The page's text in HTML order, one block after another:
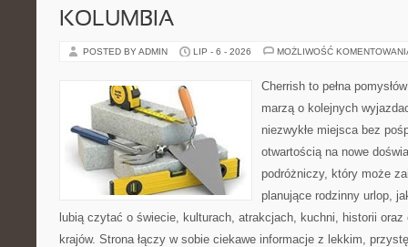
KOLUMBIA
POSTED BY ADMIN LIP - 6 - 2026 MOŻLIWOŚĆ
Cherrish to pełna
marzą o kolejnych
niezwykłe miejsca bez
otwartością na nowe
podróżniczy, który może
planujące rodzinny urlop,
lubią czytać o świecie, kulturach, atrakcjach, kuchni, historii
krajów. Strona łączy w sobie ciekawe informacje z lekkim,